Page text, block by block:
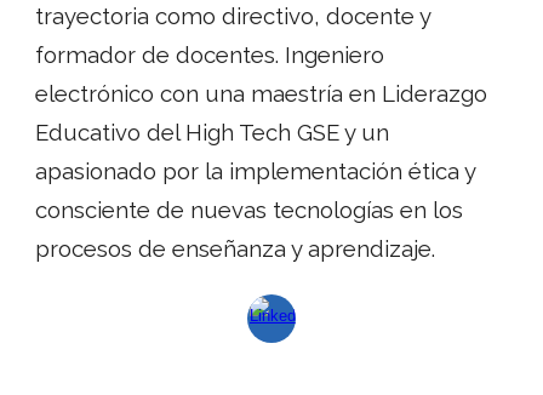
trayectoria como directivo, docente y
formador de docentes. Ingeniero
electrónico con una maestría en Liderazgo
Educativo del High Tech GSE y un
apasionado por la implementación ética y
consciente de nuevas tecnologías en los
procesos de enseñanza y aprendizaje.